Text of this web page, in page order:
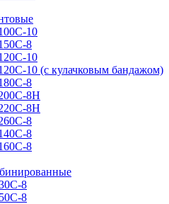
10
8
10
10 (с кулачковым бандажом)
8
8H
8H
8
8
8
8
8